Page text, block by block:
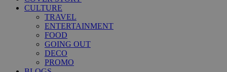
CULTURE
TRAVEL
ENTERTAINMENT
FOOD
GOING OUT
DECO
PROMO